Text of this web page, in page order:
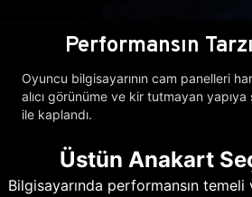
Performansın
Oyuncu bilgisayarının cam panelleri
alıcı görünüme ve kir tutmayan yapıya
ile kaplandı.
Üstün Anakart
Bilgisayarında performansın temeli